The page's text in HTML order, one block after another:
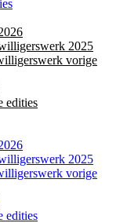
2025
vorige
edities
2025
vorige
edities